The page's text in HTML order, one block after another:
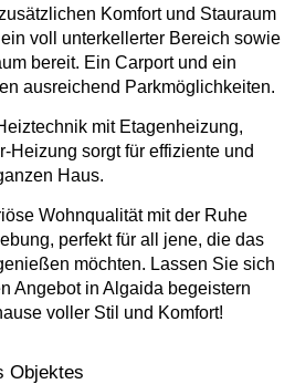
Komfort und Stauraum
voll unterkellerter Bereich sowie
bereit. Ein Carport und ein
ausreichend Parkmöglichkeiten.
mit Etagenheizung,
Heizung sorgt für effiziente und
Haus.
Wohnqualität mit der Ruhe
perfekt für all jene, die das
möchten. Lassen Sie sich
Angebot in Algaida begeistern
voller Stil und Komfort!
Objektes